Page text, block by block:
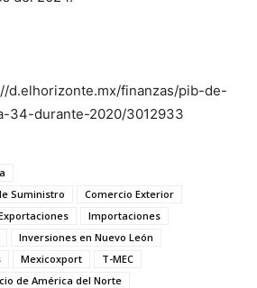
d.elhorizonte.mx/finanzas/pib-de-
34-durante-2020/3012933
Suministro
Comercio Exterior
Importaciones
Inversiones en Nuevo León
Mexicoxport
T-MEC
de América del Norte